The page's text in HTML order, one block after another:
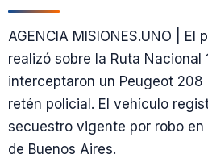
AGENCIA MISIONES.UNO | El
realizó sobre la Ruta Nacional
interceptaron un Peugeot
retén policial. El vehículo
secuestro vigente por robo en
de Buenos Aires.